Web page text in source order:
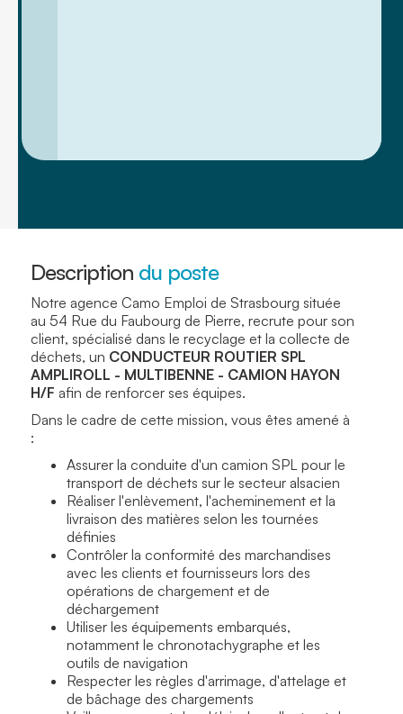
Description du poste
Notre agence Camo Emploi de Strasbourg située
au 54 Rue du Faubourg de Pierre, recrute pour son
client, spécialisé dans le recyclage et la collecte de
déchets, un CONDUCTEUR ROUTIER SPL
AMPLIROLL - MULTIBENNE - CAMION HAYON
H/F afin de renforcer ses équipes.
Dans le cadre de cette mission, vous êtes amené à
:
Assurer la conduite d'un camion SPL pour le
transport de déchets sur le secteur alsacien
Réaliser l'enlèvement, l'acheminement et la
livraison des matières selon les tournées
définies
Contrôler la conformité des marchandises
avec les clients et fournisseurs lors des
opérations de chargement et de
déchargement
Utiliser les équipements embarqués,
notamment le chronotachygraphe et les
outils de navigation
Respecter les règles d'arrimage, d'attelage et
de bâchage des chargements